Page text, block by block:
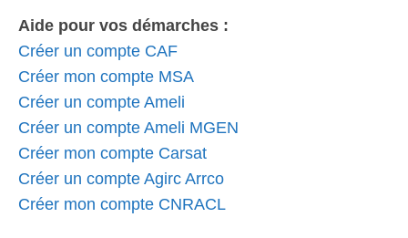
Aide pour vos démarches :
Créer un compte CAF
Créer mon compte MSA
Créer un compte Ameli
Créer un compte Ameli MGEN
Créer mon compte Carsat
Créer un compte Agirc Arrco
Créer mon compte CNRACL